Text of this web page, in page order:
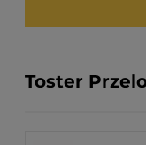
Toster